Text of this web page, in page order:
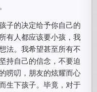
子的决定给予你自己的
有人都应该要小孩，我
法。我希望甚至所有不
持自己的信念，不要迫
唠叨，朋友的炫耀而心
生下孩子。毕竟，对于